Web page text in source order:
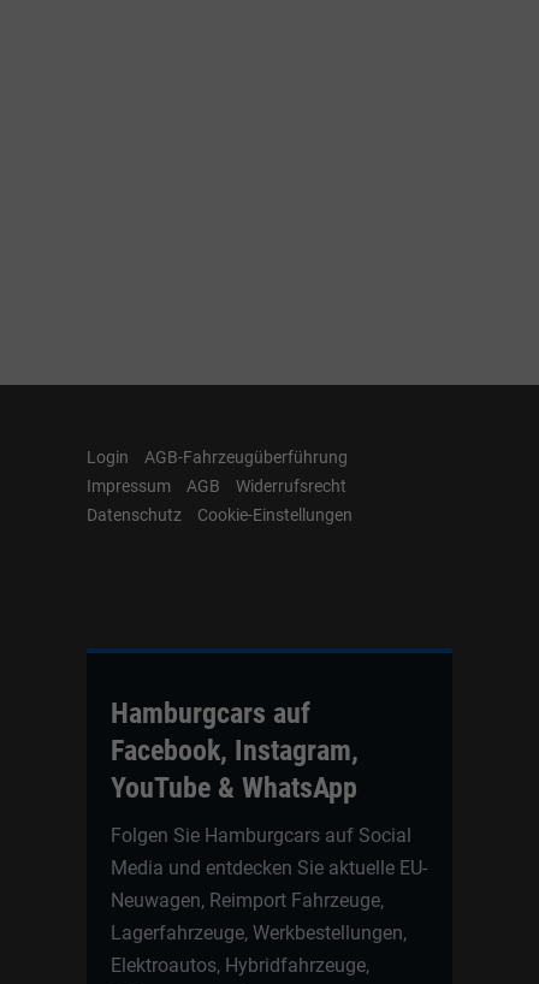
Login
AGB-Fahrzeugüberführung
Impressum
AGB
Widerrufsrecht
Datenschutz
Cookie-Einstellungen
Hamburgcars auf
Facebook, Instagram,
YouTube & WhatsApp
Folgen Sie Hamburgcars auf Social
Media und entdecken Sie aktuelle EU-
Neuwagen, Reimport Fahrzeuge,
Lagerfahrzeuge, Werkbestellungen,
Elektroautos, Hybridfahrzeuge,